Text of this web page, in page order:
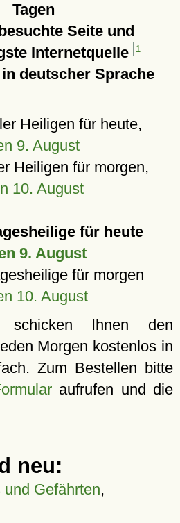
Tagen
Seite und
Internetquelle
1
deutscher Sprache
Heiligen für heute,
9. August
Heiligen für morgen,
10. August
für heute
9. August
für morgen
10. August
Ihnen den
Morgen kostenlos in
Zum Bestellen bitte
aufrufen und die
neu:
und Gefährten,